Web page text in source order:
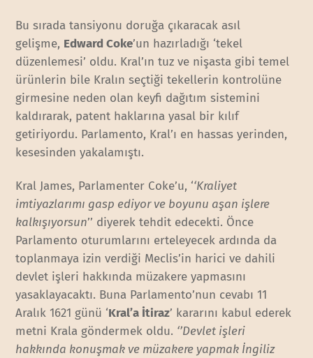
Bu sırada tansiyonu doruğa çıkaracak asıl
gelişme, Edward Coke’un hazırladığı ‘tekel
düzenlemesi’ oldu. Kral’ın tuz ve nişasta gibi temel
ürünlerin bile Kralın seçtiği tekellerin kontrolüne
girmesine neden olan keyfi dağıtım sistemini
kaldırarak, patent haklarına yasal bir kılıf
getiriyordu. Parlamento, Kral’ı en hassas yerinden,
kesesinden yakalamıştı.
Kral James, Parlamenter Coke’u, ‘‘Kraliyet
imtiyazlarımı gasp ediyor ve boyunu aşan işlere
kalkışıyorsun’’ diyerek tehdit edecekti. Önce
Parlamento oturumlarını erteleyecek ardında da
toplanmaya izin verdiği Meclis’in harici ve dahili
devlet işleri hakkında müzakere yapmasını
yasaklayacaktı. Buna Parlamento’nun cevabı 11
Aralık 1621 günü ‘Kral’a İtiraz’ kararını kabul ederek
metni Krala göndermek oldu. ‘’Devlet işleri
hakkında konuşmak ve müzakere yapmak İngiliz